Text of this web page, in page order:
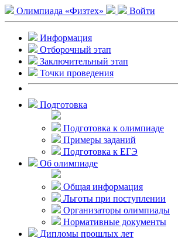
Олимпиада «Физтех» Войти
Информация
Отборочный этап
Заключительный этап
Точки проведения
Подготовка
Подготовка к олимпиаде
Примеры заданий
Подготовка к ЕГЭ
Об олимпиаде
Общая информация
Льготы при поступлении
Организаторы олимпиады
Нормативные документы
Дипломы прошлых лет